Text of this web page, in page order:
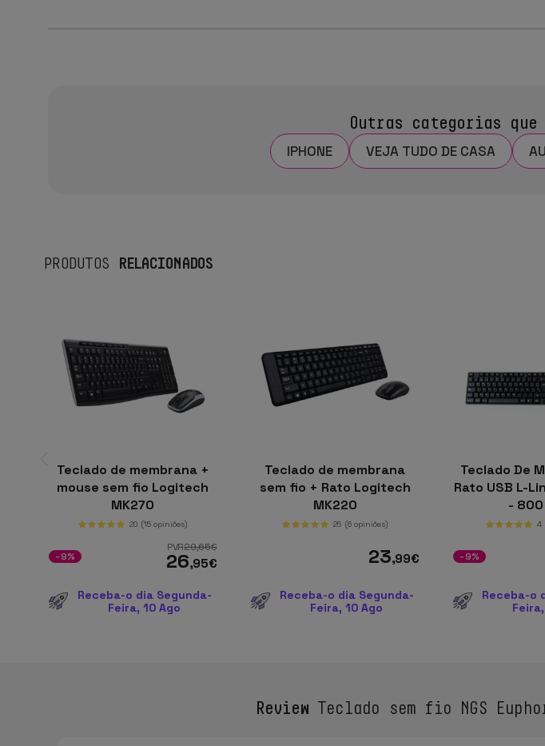
Outras categorias
IPHONE VEJA TUDO DE CASA
PRODUTOS RELACIONADOS
Teclado de membrana +
mouse sem fio Logitech
MK270
20 (15 opiniões)
PVR29,65€
26,95€
-9%
Receba-o dia Segunda-
Feira, 10 Ago
Teclado de membrana
sem fio + Rato Logitech
MK220
25 (6 opiniões)
23,99€
Receba-o dia Segunda-
Feira, 10 Ago
Teclado De
Rato USB L-
- 800
4
-9%
Receba-o
ReviewTeclado sem fio NGS